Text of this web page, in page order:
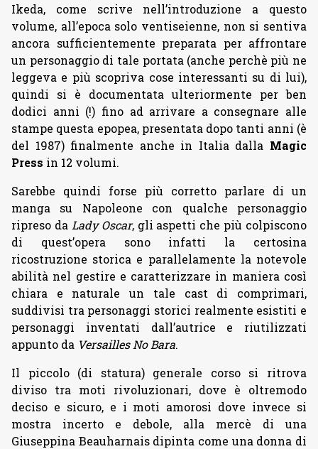
Ikeda, come scrive nell’introduzione a questo
volume, all’epoca solo ventiseienne, non si sentiva
ancora sufficientemente preparata per affrontare
un personaggio di tale portata (anche perchè più ne
leggeva e più scopriva cose interessanti su di lui),
quindi si è documentata ulteriormente per ben
dodici anni (!) fino ad arrivare a consegnare alle
stampe questa epopea, presentata dopo tanti anni (è
del 1987) finalmente anche in Italia dalla Magic
Press in 12 volumi.
Sarebbe quindi forse più corretto parlare di un
manga su Napoleone con qualche personaggio
ripreso da Lady Oscar, gli aspetti che più colpiscono
di quest’opera sono infatti la certosina
ricostruzione storica e parallelamente la notevole
abilità nel gestire e caratterizzare in maniera così
chiara e naturale un tale cast di comprimari,
suddivisi tra personaggi storici realmente esistiti e
personaggi inventati dall’autrice e riutilizzati
appunto da Versailles No Bara.
Il piccolo (di statura) generale corso si ritrova
diviso tra moti rivoluzionari, dove è oltremodo
deciso e sicuro, e i moti amorosi dove invece si
mostra incerto e debole, alla mercè di una
Giuseppina Beauharnais dipinta come una donna di